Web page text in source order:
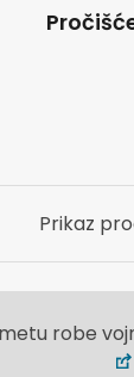
Prikaz
robe